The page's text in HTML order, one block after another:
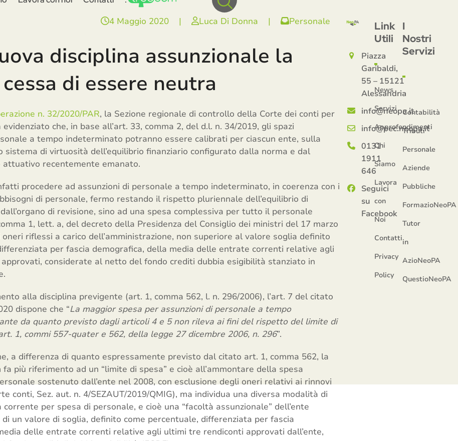
4 Maggio 2020 | Luca Di Donna | Personale
disciplina assunzionale la
di essere neutra
n. 32/2020/PAR, la Sezione regionale di controllo della Corte dei conti per
evidenziato che, in base all’art. 33, comma 2, del d.l. n. 34/2019, gli spazi
a tempo indeterminato potranno essere calibrati per ciascun ente, sulla
sistema di virtuosità dell’equilibrio finanziario configurato dalla norma e dal
recentemente emanato.
procedere ad assunzioni di personale a tempo indeterminato, in coerenza con i
di personale, fermo restando il rispetto pluriennale dell’equilibrio di
di revisione, sino ad una spesa complessiva per tutto il personale
1, lett. a, del decreto della Presidenza del Consiglio dei ministri del 17 marzo
riflessi a carico dell’amministrazione, non superiore al valore soglia definito
per fascia demografica, della media delle entrate correnti relative agli
considerate al netto del fondo crediti dubbia esigibilità stanziato in
alla disciplina previgente (art. 1, comma 562, l. n. 296/2006), l’art. 7 del citato
dispone che “La maggior spesa per assunzioni di personale a tempo
da quanto previsto dagli articoli 4 e 5 non rileva ai fini del rispetto del limite di
1, commi 557-quater e 562, della legge 27 dicembre 2006, n. 296”.
a differenza di quanto espressamente previsto dal citato art. 1, comma 562, la
fa più riferimento ad un “limite di spesa” e cioè all’ammontare della spesa
sostenuto dall’ente nel 2008, con esclusione degli oneri relativi ai rinnovi
conti, Sez. aut. n. 4/SEZAUT/2019/QMIG), ma individua una diversa modalità di
per spesa di personale, e cioè una “facoltà assunzionale” dell’ente
un valore di soglia, definito come percentuale, differenziata per fascia
delle entrate correnti relative agli ultimi tre rendiconti approvati dall’ente,
Piazza
Garibaldi,
55 – 15121
Alessandria
info@neopa.it
info@pec.neopa.it
0131
1911
646
Seguici
su
Facebook
Link
Utili
News
Servizi
Approfondimenti
Chi
Siamo
Lavora
con
Noi
Contatti
Privacy
Policy
I
Nostri
Servizi
Contabilità
Tributi
Personale
Aziende
Pubbliche
FormazioNeoPA
Tutor
in
AzioNeoPA
QuestioNeoPA